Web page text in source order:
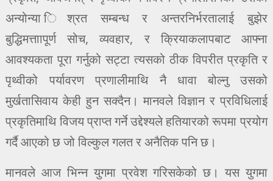
अन्योन्या िश्रत सम्बन्ध र अन्तरनिर्भरतालाई बुझेर
बुद्धिमत्ताापूर्ण सोच, व्यवहार, र क्रियाकलापबाट आफ्ना
आवश्यकता पूरा गर्नुको सट्टा त्यसको ठीक विपरीत प्रकृति र
पृथ्वीको पर्यावरण प्रणालीमाथि नै धावा बोल्नु उसको
मुर्खतासिवाय केही हुन सक्दैन। मानवले विज्ञान र प्रविधिलाई
प्रकृतिमाथि विजय प्राप्त गर्ने उद्देश्यले हतियारको रूपमा प्रयोग
गर्दै आएको छ जो विल्कुल गलत र अनैतिक पनि छ।
मानवले आज भिन्न युगमा प्रवेश गरिसकेको छ। यस युगमा